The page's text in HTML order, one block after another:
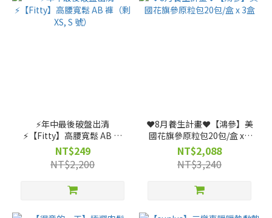
⚡️年中最後破盤出清
⚡️【Fitty】高腰寬鬆 AB 褲
（剩 XS, S 號）
NT$249
NT$2,200
❤️8月養生計畫❤️【鴻參】美
國花旗參原粒包20包/盒 x 3
盒
NT$2,088
NT$3,240